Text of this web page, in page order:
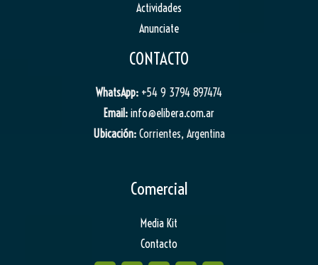
Actividades
Anunciate
CONTACTO
WhatsApp: +54 9 3794 897474
Email: info@elibera.com.ar
Ubicación: Corrientes, Argentina
Comercial
Media Kit
Contacto